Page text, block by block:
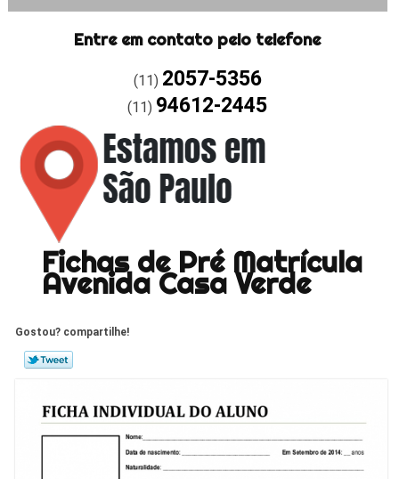
Entre em contato pelo telefone
(11) 2057-5356
(11) 94612-2445
Fichas de Pré Matrícula
Avenida Casa Verde
Gostou? compartilhe!